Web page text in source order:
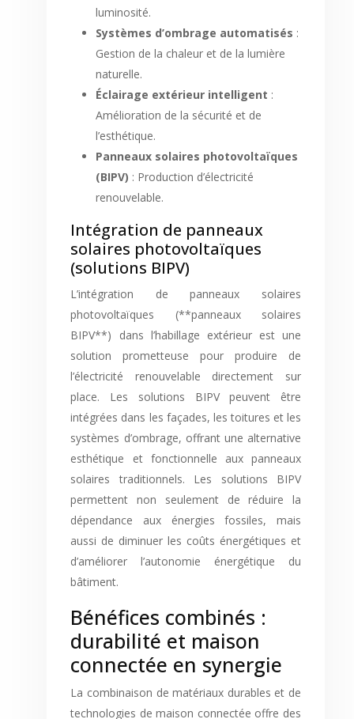
luminosité.
Systèmes d’ombrage automatisés :
Gestion de la chaleur et de la lumière
naturelle.
Éclairage extérieur intelligent :
Amélioration de la sécurité et de
l’esthétique.
Panneaux solaires photovoltaïques
(BIPV) : Production d’électricité
renouvelable.
Intégration de panneaux
solaires photovoltaïques
(solutions BIPV)
L’intégration de panneaux solaires
photovoltaïques (**panneaux solaires
BIPV**) dans l’habillage extérieur est une
solution prometteuse pour produire de
l’électricité renouvelable directement sur
place. Les solutions BIPV peuvent être
intégrées dans les façades, les toitures et les
systèmes d’ombrage, offrant une alternative
esthétique et fonctionnelle aux panneaux
solaires traditionnels. Les solutions BIPV
permettent non seulement de réduire la
dépendance aux énergies fossiles, mais
aussi de diminuer les coûts énergétiques et
d’améliorer l’autonomie énergétique du
bâtiment.
Bénéfices combinés :
durabilité et maison
connectée en synergie
La combinaison de matériaux durables et de
technologies de maison connectée offre des